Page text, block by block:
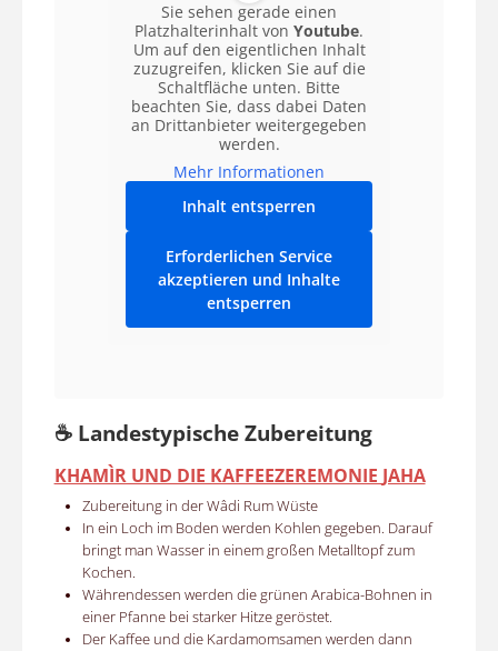
Sie sehen gerade einen
Platzhalterinhalt von Youtube.
Um auf den eigentlichen Inhalt
zuzugreifen, klicken Sie auf die
Schaltfläche unten. Bitte
beachten Sie, dass dabei Daten
an Drittanbieter weitergegeben
werden.
Mehr Informationen
Inhalt entsperren
Erforderlichen Service
akzeptieren und Inhalte
entsperren
☕ Landestypische Zubereitung
KHAMÌR UND DIE KAFFEEZEREMONIE JAHA
Zubereitung in der Wâdi Rum Wüste
In ein Loch im Boden werden Kohlen gegeben. Darauf
bringt man Wasser in einem großen Metalltopf zum
Kochen.
Währendessen werden die grünen Arabica-Bohnen in
einer Pfanne bei starker Hitze geröstet.
Der Kaffee und die Kardamomsamen werden dann